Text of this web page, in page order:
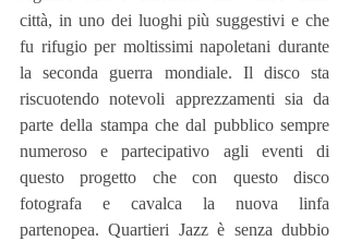
città, in uno dei luoghi più suggestivi e che
fu rifugio per moltissimi napoletani durante
la seconda guerra mondiale. Il disco sta
riscuotendo notevoli apprezzamenti sia da
parte della stampa che dal pubblico sempre
numeroso e partecipativo agli eventi di
questo progetto che con questo disco
fotografa e cavalca la nuova linfa
partenopea. Quartieri Jazz è senza dubbio